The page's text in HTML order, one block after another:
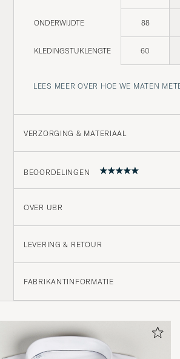
ONDERWIJDTE 88
KLEDINGSTUKLENGTE 60
LEES MEER OVER HOE WE MATEN
VERZORGING & MATERIAAL
BEOORDELINGEN
5
(41)
OVER UBR
LEVERING & RETOUR
FABRIKANTINFORMATIE